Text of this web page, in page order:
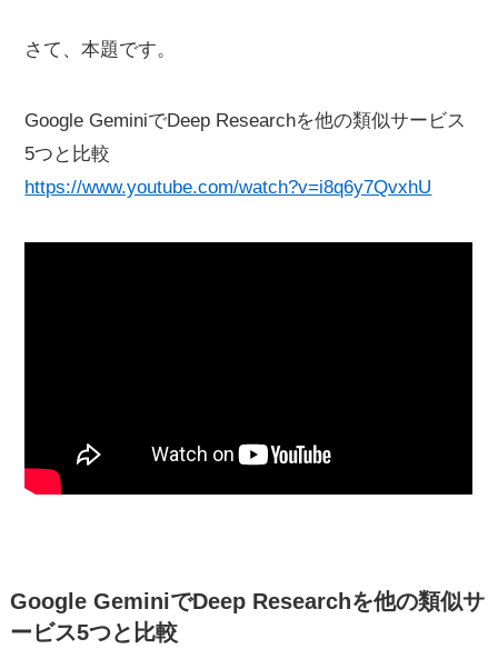
さて、本題です。
Google GeminiでDeep Researchを他の類似サービス
5つと比較
https://www.youtube.com/watch?v=i8q6y7QvxhU
Google GeminiでDeep Researchを他の類似サ
ービス5つと比較